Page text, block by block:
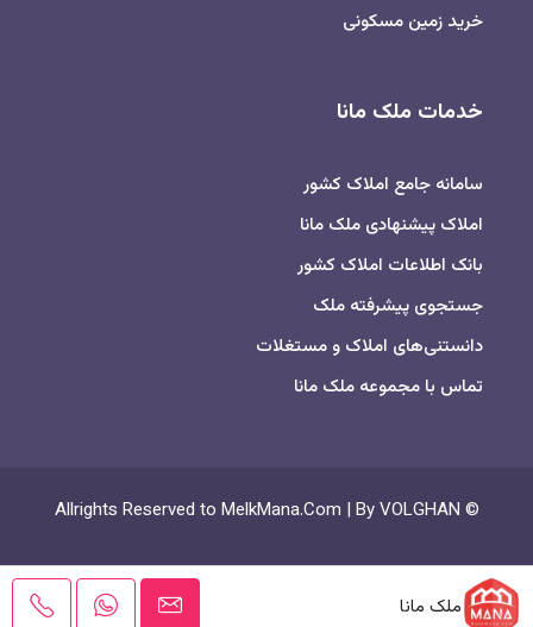
ملک مانا
خرید زمین مسکونی
خدمات ملک مانا
سامانه جامع املاک کشور
املاک پیشنهادی ملک مانا
بانک اطلاعات املاک کشور
جستجوی پیشرفته ملک
دانستنی‌های املاک و مستغلات
تماس با مجموعه ملک مانا
© Allrights Reserved to MelkMana.Com | By VOLGHAN